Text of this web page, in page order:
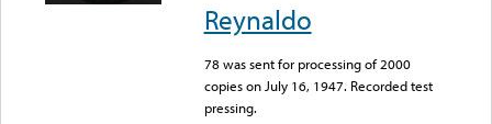
Reynaldo
78 was sent for processing of 2000
copies on July 16, 1947. Recorded test
pressing.